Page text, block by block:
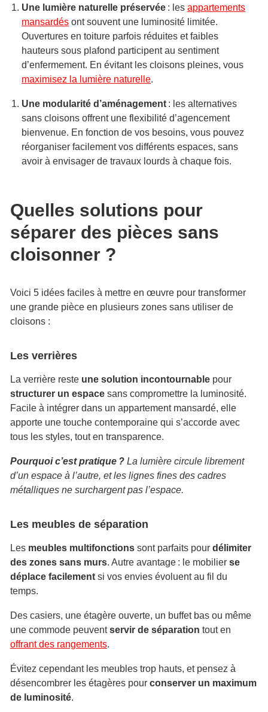
Une lumière naturelle préservée : lesappartements
mansardés ont souvent une luminosité limitée.
Ouvertures en toiture parfois réduites et faibles
hauteurs sous plafond participent au sentiment
d’enfermement. En évitant les cloisons pleines, vous
maximisez la lumière naturelle.
Une modularité d’aménagement : les alternatives
sans cloisons offrent une flexibilité d’agencement
bienvenue. En fonction de vos besoins, vous pouvez
réorganiser facilement vos différents espaces, sans
avoir à envisager de travaux lourds à chaque fois.
Quelles solutions pour
séparer des pièces sans
cloisonner ?
Voici 5 idées faciles à mettre en œuvre pour transformer
une grande pièce en plusieurs zones sans utiliser de
cloisons :
Les verrières
La verrière reste une solution incontournable pour
structurer un espace sans compromettre la luminosité.
Facile à intégrer dans un appartement mansardé, elle
apporte une touche contemporaine qui s’accorde avec
tous les styles, tout en transparence.
Pourquoi c’est pratique ? La lumière circule librement
d’un espace à l’autre, et les lignes fines des cadres
métalliques ne surchargent pas l’espace.
Les meubles de séparation
Les meubles multifonctions sont parfaits pour délimiter
des zones sans murs. Autre avantage : le mobilier se
déplace facilement si vos envies évoluent au fil du
temps.
Des casiers, une étagère ouverte, un buffet bas ou même
une commode peuventservir de séparation tout en
offrant des rangements.
Évitez cependant les meubles trop hauts, et pensez à
désencombrer les étagères pour conserver un maximum
de luminosité.